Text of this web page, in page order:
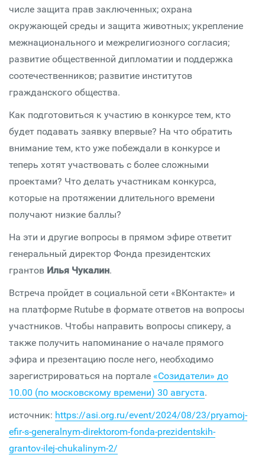
числе защита прав заключенных; охрана
окружающей среды и защита животных; укрепление
межнационального и межрелигиозного согласия;
развитие общественной дипломатии и поддержка
соотечественников; развитие институтов
гражданского общества.
Как подготовиться к участию в конкурсе тем, кто
будет подавать заявку впервые? На что обратить
внимание тем, кто уже побеждали в конкурсе и
теперь хотят участвовать с более сложными
проектами? Что делать участникам конкурса,
которые на протяжении длительного времени
получают низкие баллы?
На эти и другие вопросы в прямом эфире ответит
генеральный директор Фонда президентских
грантов Илья Чукалин.
Встреча пройдет в социальной сети «ВКонтакте» и
на платформе Rutube в формате ответов на вопросы
участников. Чтобы направить вопросы спикеру, а
также получить напоминание о начале прямого
эфира и презентацию после него, необходимо
зарегистрироваться на портале «Созидатели» до
10.00 (по московскому времени) 30 августа.
источник: https://asi.org.ru/event/2024/08/23/pryamoj-
efir-s-generalnym-direktorom-fonda-prezidentskih-
grantov-ilej-chukalinym-2/